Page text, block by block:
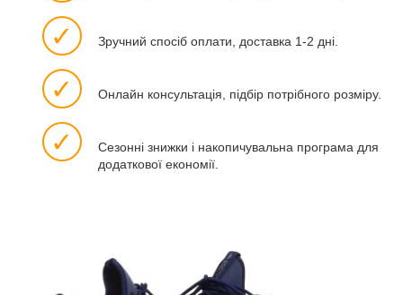
✓ Зручний спосіб оплати, доставка 1-2 дні.
✓ Онлайн консультація, підбір потрібного розміру.
✓
Сезонні знижки і накопичувальна програма для
додаткової економії.